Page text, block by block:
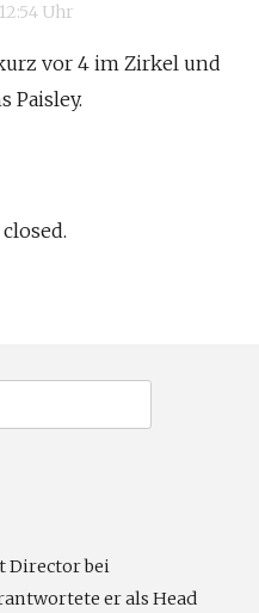
Uhr
vor 4 im Zirkel und
Paisley.
Director bei
er als Head